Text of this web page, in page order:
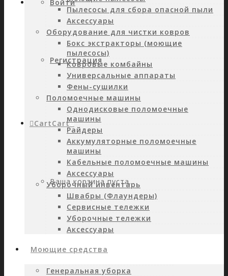
Войти
Регистрация
CartCart0
Ваша корзина пуста.
Пылесосы для сбора опасной пыли
Аксессуары
Оборудование для чистки ковров
Бокс экстракторы (моющие
пылесосы)
Ковровые комбайны
Универсальные аппараты
Фены-сушилки
Поломоечные машины
Однодисковые поломоечные
машины
Райдеры
Аккумуляторные поломоечные
машины
Кабельные поломоечные машины
Аксессуары
Уборочный инвентарь
Швабры (Флаундеры)
Сервисные тележки
Уборочные тележки
Аксессуары
Моющие средства
Генеральная уборка